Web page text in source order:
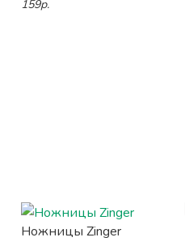
159р.
Ножницы Zinger